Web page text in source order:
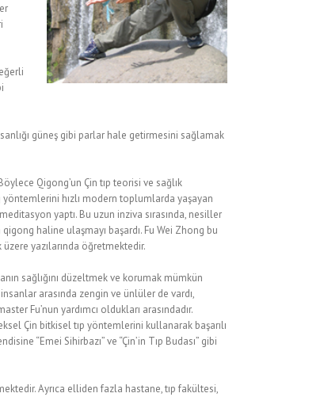
güneş gibi parlar hale getirmesini sağlamak
Qigong’un Çin tıp teorisi ve sağlık
hızlı modern toplumlarda yaşayan
yaptı. Bu uzun inziva sırasında, nesiller
haline ulaşmayı başardı. Fu Wei Zhong bu
yazılarında öğretmektedir.
sağlığını düzeltmek ve korumak mümkün
arasında zengin ve ünlüler de vardı,
Fu’nun yardımcı oldukları arasındadır.
Çin bitkisel tıp yöntemlerini kullanarak başarılı
“Emei Sihirbazı” ve “Çin’in Tıp Budası” gibi
Ayrıca elliden fazla hastane, tıp fakültesi,